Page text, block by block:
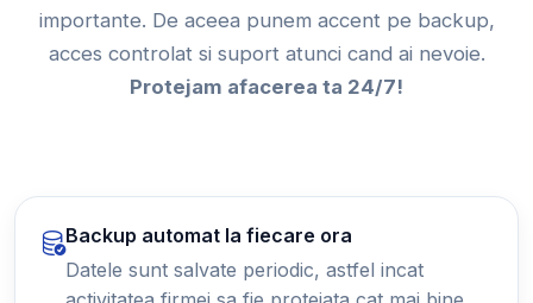
importante. De aceea punem accent pe backup,
acces controlat si suport atunci cand ai nevoie.
Protejam afacerea ta 24/7!
Backup automat la fiecare ora
Datele sunt salvate periodic, astfel incat